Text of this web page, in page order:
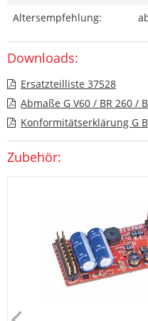
Altersempfehlung:
Downloads:
Ersatzteilliste 37528
Abmaße G V60 / BR 260 /
Konformitätserklärung G
Zubehör: